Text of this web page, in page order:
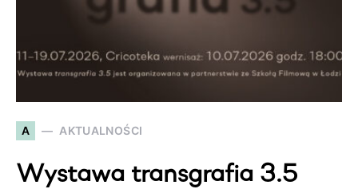
A AKTUALNOŚCI
Wystawa transgrafia 3.5